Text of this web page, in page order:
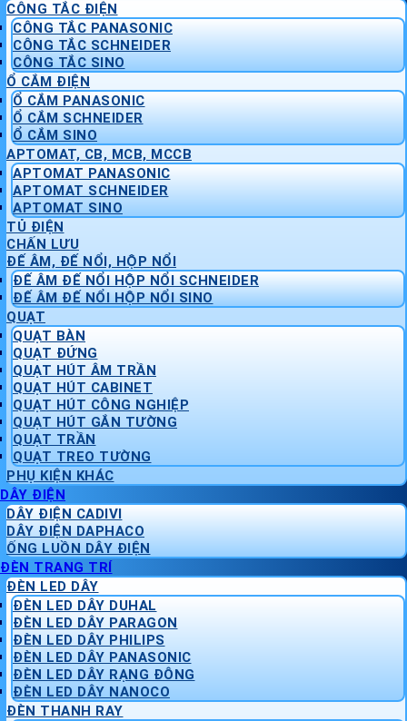
CÔNG TẮC ĐIỆN
CÔNG TẮC PANASONIC
CÔNG TẮC SCHNEIDER
CÔNG TẮC SINO
Ổ CẮM ĐIỆN
Ổ CẮM PANASONIC
Ổ CẮM SCHNEIDER
Ổ CẮM SINO
APTOMAT, CB, MCB, MCCB
APTOMAT PANASONIC
APTOMAT SCHNEIDER
APTOMAT SINO
TỦ ĐIỆN
CHẤN LƯU
ĐẾ ÂM, ĐẾ NỔI, HỘP NỔI
ĐẾ ÂM ĐẾ NỔI HỘP NỔI SCHNEIDER
ĐẾ ÂM ĐẾ NỔI HỘP NỔI SINO
QUẠT
QUẠT BÀN
QUẠT ĐỨNG
QUẠT HÚT ÂM TRẦN
QUẠT HÚT CABINET
QUẠT HÚT CÔNG NGHIỆP
QUẠT HÚT GẮN TƯỜNG
QUẠT TRẦN
QUẠT TREO TƯỜNG
PHỤ KIỆN KHÁC
DÂY ĐIỆN
DÂY ĐIỆN CADIVI
DÂY ĐIỆN DAPHACO
ỐNG LUỒN DÂY ĐIỆN
ĐÈN TRANG TRÍ
ĐÈN LED DÂY
ĐÈN LED DÂY DUHAL
ĐÈN LED DÂY PARAGON
ĐÈN LED DÂY PHILIPS
ĐÈN LED DÂY PANASONIC
ĐÈN LED DÂY RẠNG ĐÔNG
ĐÈN LED DÂY NANOCO
ĐÈN THANH RAY